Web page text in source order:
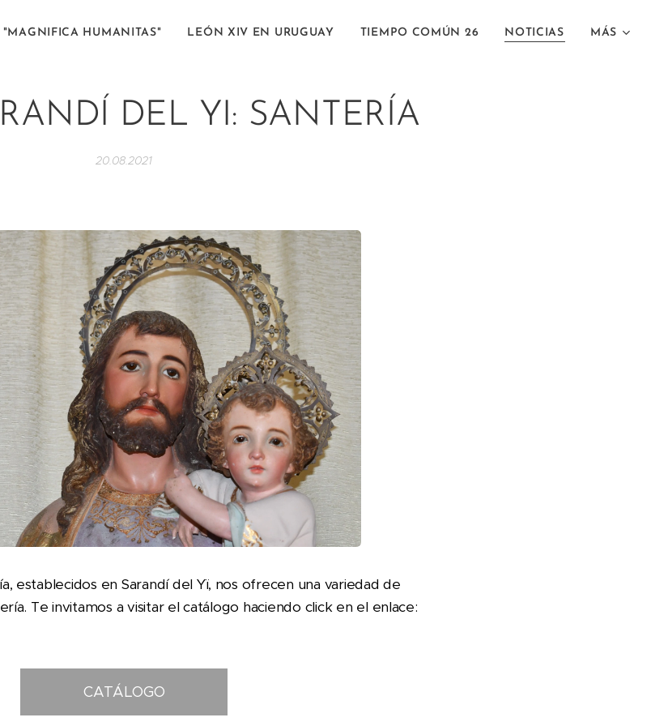
"MAGNIFICA HUMANITAS" LEÓN XIV EN URUGUAY TIEMPO COMÚN 26 NOTICIAS MÁS
DEL YI: SANTERÍA
20.08.2021
establecidos en Sarandí del Yï, nos ofrecen una variedad de
Te invitamos a visitar el catálogo haciendo click en el enlace:
CATÁLOGO